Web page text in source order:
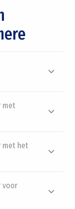
met
met het
voor